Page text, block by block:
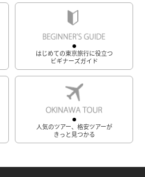
はじめての東京旅行に役立つ
ビギナーズガイド
人気のツアー、格安ツアーが
きっと見つかる